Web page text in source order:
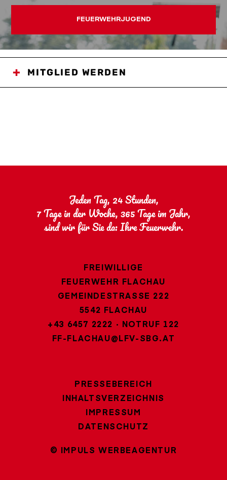
FEUERWEHRJUGEND
MITGLIED WERDEN
Jeden Tag, 24 Stunden,
7 Tage in der Woche, 365 Tage im Jahr,
sind wir für Sie da: Ihre Feuerwehr.
FREIWILLIGE
FEUERWEHR FLACHAU
GEMEINDESTRASSE 222
5542 FLACHAU
+43 6457 2222 ·
NOTRUF 122
FF-FLACHAU@LFV-SBG.AT
PRESSEBEREICH
INHALTSVERZEICHNIS
IMPRESSUM
DATENSCHUTZ
© IMPULS WERBEAGENTUR